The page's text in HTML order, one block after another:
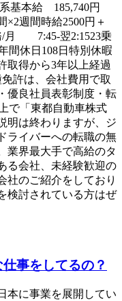
基本給 185,740円
×2週間時給2500円＋
/月 7:45-翌2:1523乗
休日108日特別休暇
取得から3年以上経過
許は、会社費用で取
優良社員表彰制度・転
で「東都自動車株式
明は終わりますが、ジ
ライバーへの転職の無
業界最大手で高給のタ
る会社、未経験歓迎の
社のご紹介をしており
検討されている方はぜ
事をしてるの？
本に事業を展開してい